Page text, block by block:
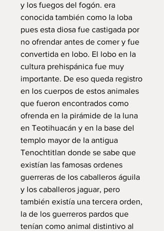
y los fuegos del fogón. era
conocida también como la loba
pues esta diosa fue castigada por
no ofrendar antes de comer y fue
convertida en lobo. El lobo en la
cultura prehispánica fue muy
importante. De eso queda registro
en los cuerpos de estos animales
que fueron encontrados como
ofrenda en la pirámide de la luna
en Teotihuacán y en la base del
templo mayor de la antigua
Tenochtitlan donde se sabe que
existían las famosas ordenes
guerreras de los caballeros águila
y los caballeros jaguar, pero
también existía una tercera orden,
la de los guerreros pardos que
tenían como animal distintivo al